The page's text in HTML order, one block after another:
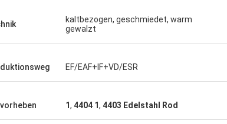
kaltbezogen, geschmiedet, warm
gewalzt
EF/EAF+IF+VD/ESR
1, 4404 1, 4403 Edelstahl Rod